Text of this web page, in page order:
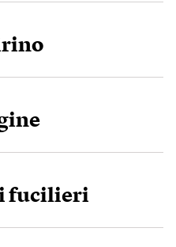
fucilieri